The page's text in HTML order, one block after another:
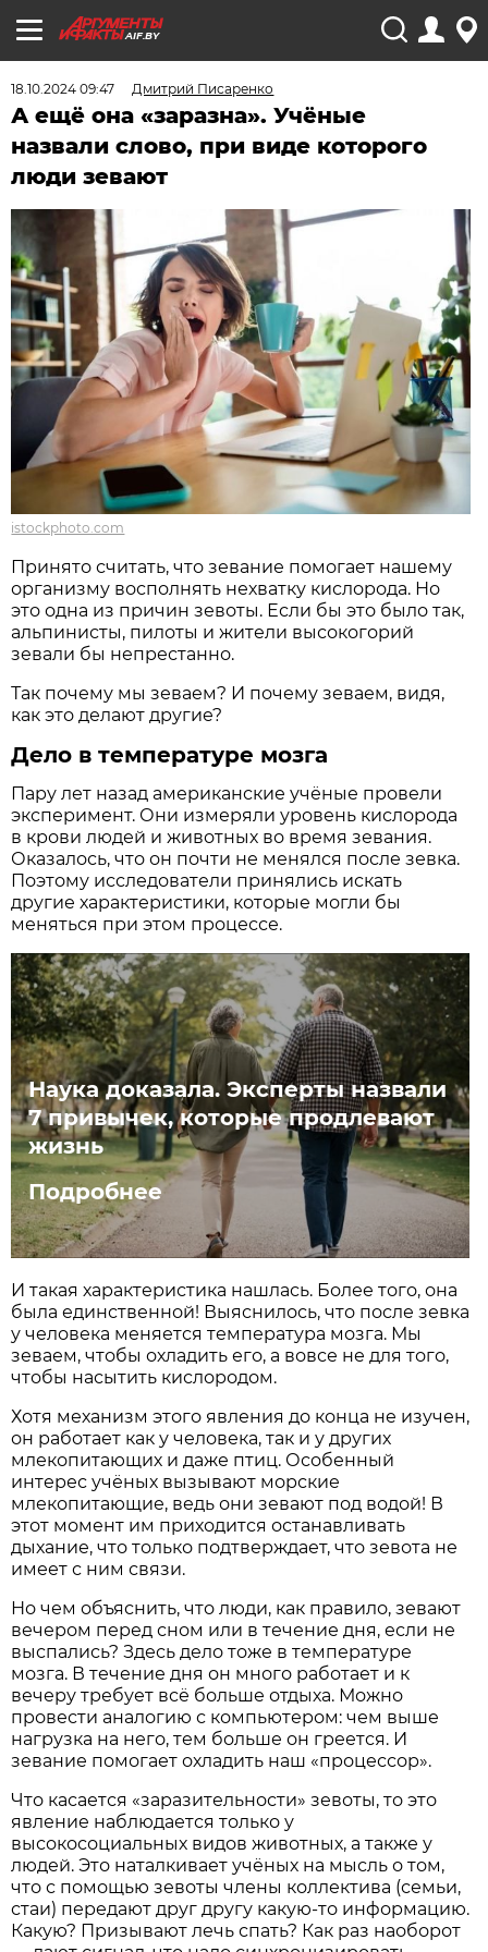
AIF.BY
18.10.2024 09:47 Дмитрий Писаренко
А ещё она «заразна». Учёные
назвали слово, при виде которого
люди зевают
istockphoto.com
Принято считать, что зевание помогает нашему
организму восполнять нехватку кислорода. Но
это одна из причин зевоты. Если бы это было так,
альпинисты, пилоты и жители высокогорий
зевали бы непрестанно.
Так почему мы зеваем? И почему зеваем, видя,
как это делают другие?
Дело в температуре мозга
Пару лет назад американские учёные провели
эксперимент. Они измеряли уровень кислорода
в крови людей и животных во время зевания.
Оказалось, что он почти не менялся после зевка.
Поэтому исследователи принялись искать
другие характеристики, которые могли бы
меняться при этом процессе.
Наука доказала. Эксперты назвали
7 привычек, которые продлевают
жизнь
Подробнее
И такая характеристика нашлась. Более того, она
была единственной! Выяснилось, что после зевка
у человека меняется температура мозга. Мы
зеваем, чтобы охладить его, а вовсе не для того,
чтобы насытить кислородом.
Хотя механизм этого явления до конца не изучен,
он работает как у человека, так и у других
млекопитающих и даже птиц. Особенный
интерес учёных вызывают морские
млекопитающие, ведь они зевают под водой! В
этот момент им приходится останавливать
дыхание, что только подтверждает, что зевота не
имеет с ним связи.
Но чем объяснить, что люди, как правило, зевают
вечером перед сном или в течение дня, если не
выспались? Здесь дело тоже в температуре
мозга. В течение дня он много работает и к
вечеру требует всё больше отдыха. Можно
провести аналогию с компьютером: чем выше
нагрузка на него, тем больше он греется. И
зевание помогает охладить наш «процессор».
Что касается «заразительности» зевоты, то это
явление наблюдается только у
высокосоциальных видов животных, а также у
людей. Это наталкивает учёных на мысль о том,
что с помощью зевоты члены коллектива (семьи,
стаи) передают друг другу какую-то информацию.
Какую? Призывают лечь спать? Как раз наоборот